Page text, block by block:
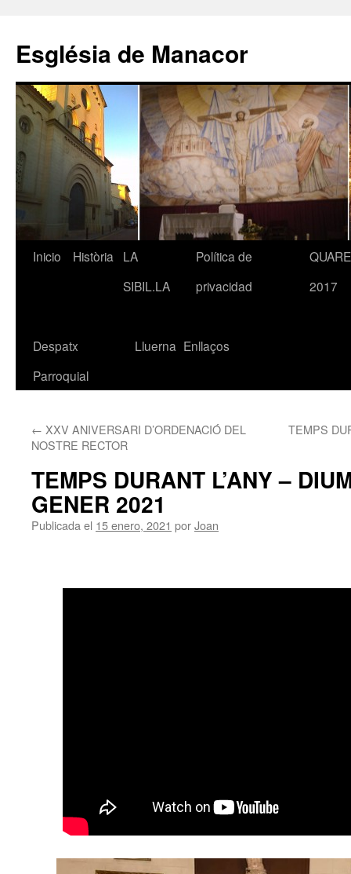
contenido
Església de Manacor
Inicio Història
LA
SIBIL.LA
Política de
privacidad
2017
Despatx
Parroquial
Lluerna Enllaços
← XXV ANIVERSARI D’ORDENACIÓ DEL
NOSTRE RECTOR
TEMPS
TEMPS DURANT L’ANY –
GENER 2021
Publicada el 15 enero, 2021 porJoan